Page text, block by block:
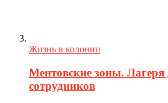
Жизнь в колонии
Ментовские зоны.
сотрудников